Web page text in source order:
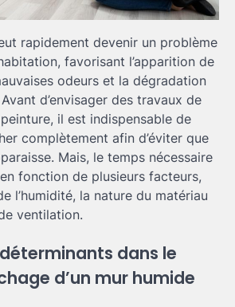
rapidement devenir un problème
favorisant l’apparition de
odeurs et la dégradation
d’envisager des travaux de
il est indispensable de
complètement afin d’éviter que
Mais, le temps nécessaire
fonction de plusieurs facteurs,
l’humidité, la nature du matériau
ventilation.
dans le
d’un mur humide